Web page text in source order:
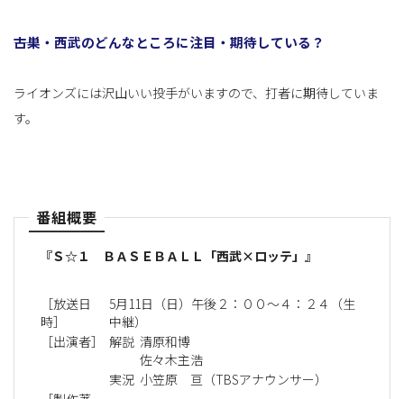
――古巣・西武のどんなところに注目・期待している？
ライオンズには沢山いい投手がいますので、打者に期待していま
す。
番組概要
『Ｓ☆１ ＢＡＳＥＢＡＬＬ「西武×ロッテ」』
［放送日
時］
5月11日（日）午後２：００〜４：２４（生
中継）
［出演者］
解説 清原和博
佐々木主浩
実況 小笠原 亘（TBSアナウンサー）